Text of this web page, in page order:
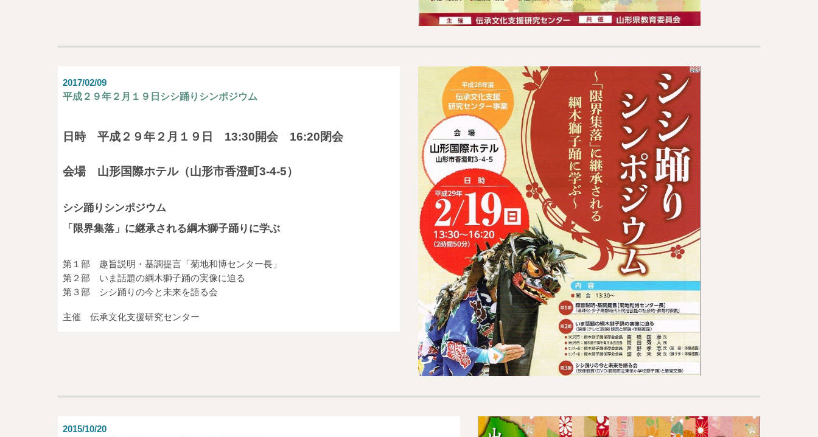
2017/02/09
平成２９年２月１９日シシ踊りシンポジウム
日時 平成２９年２月１９日 13:30開会 16:20閉会
会場 山形国際ホテル（山形市香澄町3-4-5）
シシ踊りシンポジウム
「限界集落」に継承される綱木獅子踊りに学ぶ
第１部 趣旨説明・基調提言「菊地和博センター長」
第２部 いま話題の綱木獅子踊の実像に迫る
第３部 シシ踊りの今と未来を語る会
主催 伝承文化支援研究センター
2015/10/20